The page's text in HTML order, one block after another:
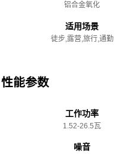
铝合金氧化
适用场景
徒步,露营,旅行,通勤
性能参数
工作功率
1.52-26.5瓦
噪音